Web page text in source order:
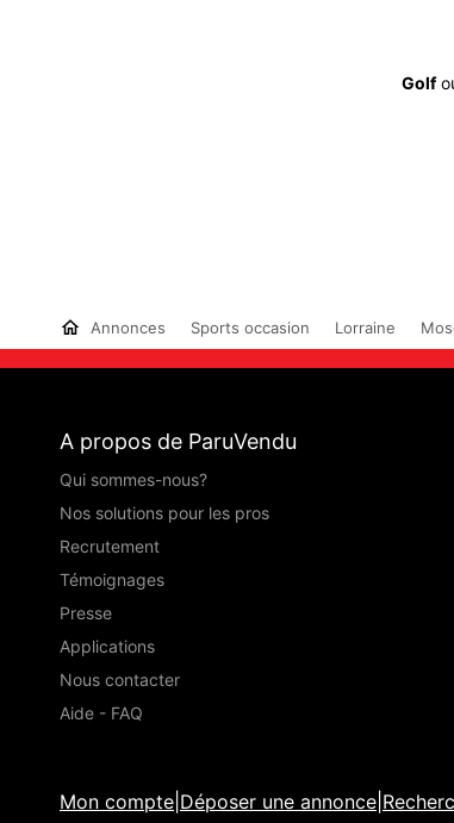
Golf
Annonces Sports occasion Lorraine
A propos de ParuVendu
Qui sommes-nous?
Nos solutions pour les pros
Recrutement
Témoignages
Presse
Applications
Nous contacter
Aide - FAQ
Mon compte Déposer une annonce